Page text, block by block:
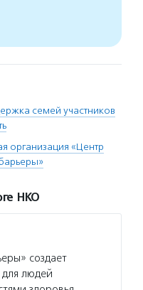
семей участников
организация «Центр
НКО
создает
людей